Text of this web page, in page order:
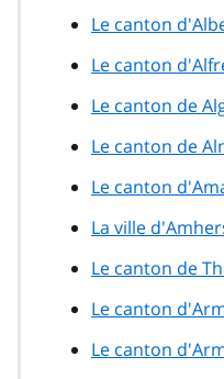
Le canton
Le canton
Le canton de
Le canton de
Le canton
La ville
Le canton de
Le canton
Le canton